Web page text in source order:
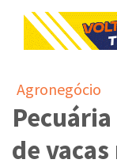
Agronegócio
de